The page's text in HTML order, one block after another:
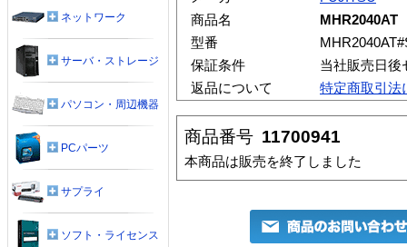
商品名
MHR2040AT
型番
保証条件
当社販売日後
返品について
特定商取引法
商品番号 11700941
本商品は販売を終了しました
ネットワーク
サーバ・ストレージ
パソコン・周辺機器
PCパーツ
サプライ
ソフト・ライセンス